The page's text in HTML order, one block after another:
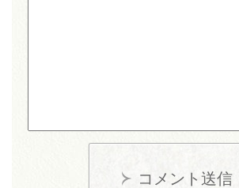
コメント送信